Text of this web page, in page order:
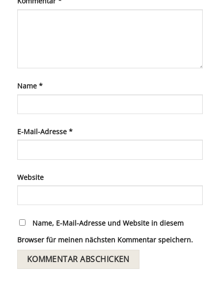
Name *
E-Mail-Adresse *
Website
Name, E-Mail-Adresse und Website in diesem
Browser für meinen nächsten Kommentar speichern.